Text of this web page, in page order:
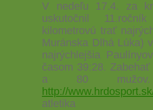
V nedeľu 17.4. za
uskutočnil
kilometrovú trať
Muránska Dlhá Lúka)
najrýchlejšia
časom 39:28.
a 80
http://
atletika